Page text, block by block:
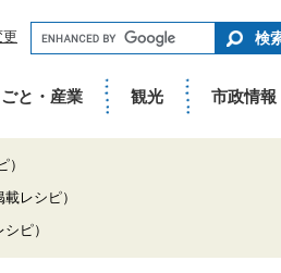
ー
ワ
ド
で
が
ごと・産業 観光 市政情報
レシピ）
ピ）